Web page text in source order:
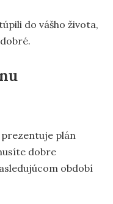
do vášho života,
plán
dobre
období